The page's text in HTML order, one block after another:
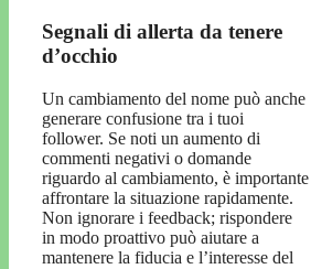
Segnali di allerta da tenere
d’occhio
Un cambiamento del nome può anche
generare confusione tra i tuoi
follower. Se noti un aumento di
commenti negativi o domande
riguardo al cambiamento, è importante
affrontare la situazione rapidamente.
Non ignorare i feedback; rispondere
in modo proattivo può aiutare a
mantenere la fiducia e l’interesse del